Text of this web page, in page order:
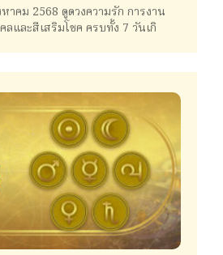
าคม 2568 ดูดวงความรัก การงาน
ลและสีเสริมโชค ครบทั้ง 7 วันเกิ